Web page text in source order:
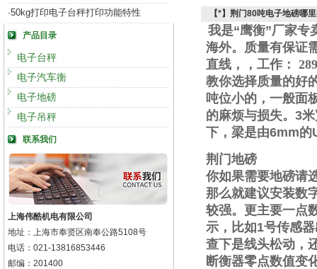
·50kg打印电子台秤打印功能特性
产品目录
电子台秤
电子汽车衡
电子地磅
电子吊秤
联系我们
上海伟酷机电有限公司
地址：上海市奉贤区南奉公路5108号
电话：021-13816853446
邮编：201400
【*】荆门80吨电子地磅哪
我是“鹰衡”厂家专
海外。质量有保证
直线 ， ，工作 ：
教你选择质量的好
吨位小的，一般面
的麻烦与损失。 3
下，梁是由6mm的
荆门地磅
你如果需要地磅请
那么就建议安装数
较强。更主要一点
示，比如1号传感
查下是线头松动，
断衡器零点数值变